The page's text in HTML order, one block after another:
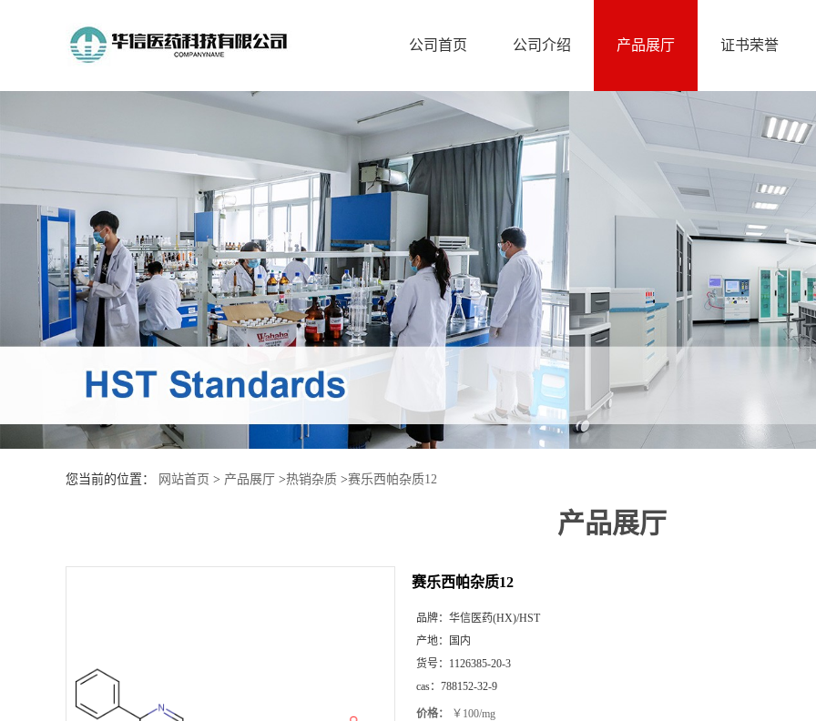
页
司
介
公司首页 公司介绍 产品展厅 证书荣誉
您当前的位置： 网站首页 > 产品展厅 >热销杂质 >赛乐西帕杂质12
产品展厅
赛乐西帕杂质12
品牌： 华信医药(HX)/HST
产地：
国内
货号： 1126385-20-3
cas： 788152-32-9
价格： ￥100/mg